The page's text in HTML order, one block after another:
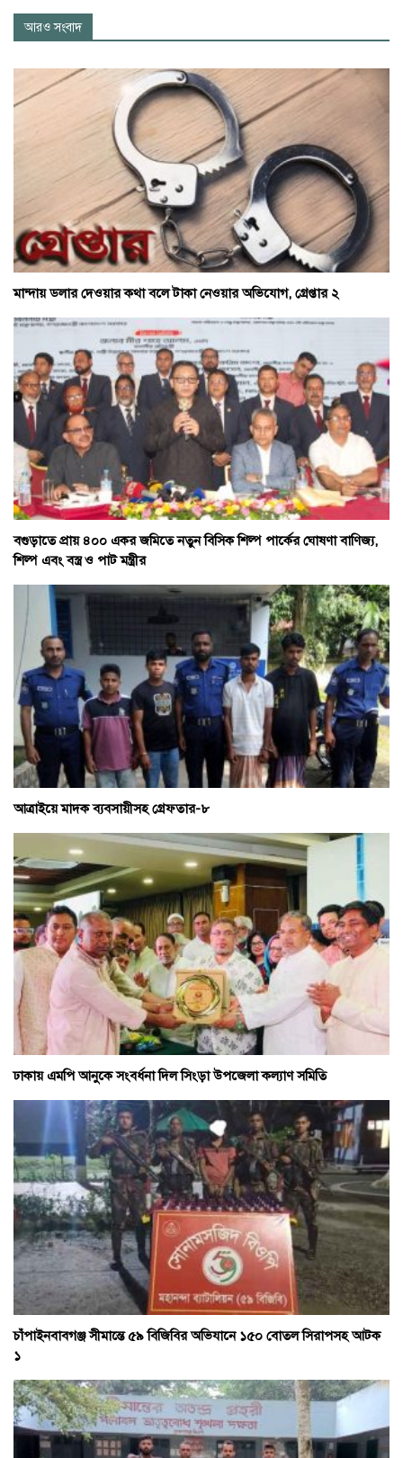
আরও সংবাদ
মান্দায় ডলার দেওয়ার কথা বলে টাকা নেওয়ার অভিযোগ, গ্রেপ্তার ২
বগুড়াতে প্রায় ৪০০ একর জমিতে নতুন বিসিক শিল্প পার্কের ঘোষণা বাণিজ্য,
শিল্প এবং বস্ত্র ও পাট মন্ত্রীর
আত্রাইয়ে মাদক ব্যবসায়ীসহ গ্রেফতার-৮
ঢাকায় এমপি আনুকে সংবর্ধনা দিল সিংড়া উপজেলা কল্যাণ সমিতি
চাঁপাইনবাবগঞ্জ সীমান্তে ৫৯ বিজিবির অভিযানে ১৫০ বোতল সিরাপসহ আটক
১